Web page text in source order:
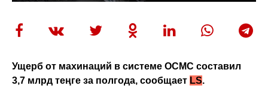
Ущерб от махинаций в системе ОСМС составил
3,7 млрд теңге за полгода, сообщает LS.